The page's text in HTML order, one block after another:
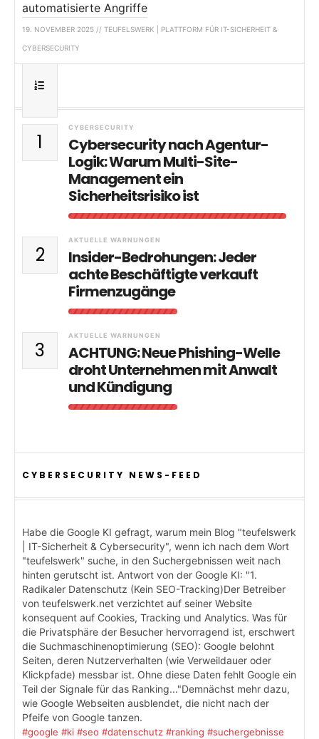
automatisierte Angriffe
19. NOVEMBER 2025 // TEUFELSWERK | PLATTFORM FÜR IT-SICHERHEIT &
CYBERSECURITY
1
CYBERSECURITY
Cybersecurity nach Agentur-
Logik: Warum Multi-Site-
Management ein
Sicherheitsrisiko ist
2
AKTUELLE WARNUNGEN
Insider-Bedrohungen: Jeder
achte Beschäftigte verkauft
Firmenzugänge
3
AKTUELLE WARNUNGEN
ACHTUNG: Neue Phishing-Welle
droht Unternehmen mit Anwalt
und Kündigung
CYBERSECURITY NEWS-FEED
Habe die Google KI gefragt, warum mein Blog "teufelswerk
| IT-Sicherheit & Cybersecurity", wenn ich nach dem Wort
"teufelswerk" suche, in den Suchergebnissen weit nach
hinten gerutscht ist. Antwort von der Google KI: "1.
Radikaler Datenschutz (Kein SEO-Tracking)Der Betreiber
von teufelswerk.net verzichtet auf seiner Website
konsequent auf Cookies, Tracking und Analytics. Was für
die Privatsphäre der Besucher hervorragend ist, erschwert
die Suchmaschinenoptimierung (SEO): Google belohnt
Seiten, deren Nutzerverhalten (wie Verweildauer oder
Klickpfade) messbar ist. Ohne diese Daten fehlt Google ein
Teil der Signale für das Ranking..."Demnächst mehr dazu,
wie Google Webseiten ausblendet, die nicht nach der
Pfeife von Google tanzen.
#google #ki #seo #datenschutz #ranking #suchergebnisse